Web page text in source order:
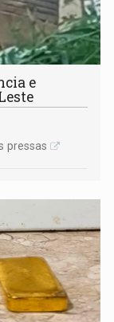
e
pressas